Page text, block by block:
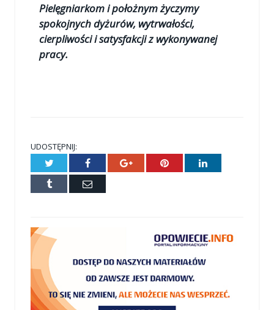
Pielęgniarkom i położnym życzymy
spokojnych dyżurów, wytrwałości,
cierpliwości i satysfakcji z wykonywanej
pracy.
UDOSTĘPNIJ:
Twitter Facebook Google+ Pinterest LinkedIn
Tumblr
E-